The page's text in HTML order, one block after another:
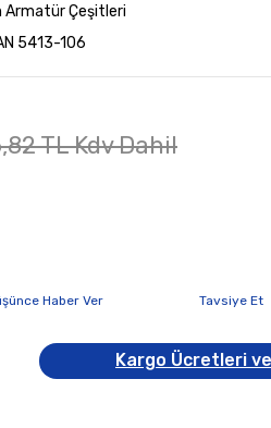
Armatür Çeşitleri
5413-106
TL Kdv Dahil
Haber Ver Tavsiye Et
Kargo Ücretleri